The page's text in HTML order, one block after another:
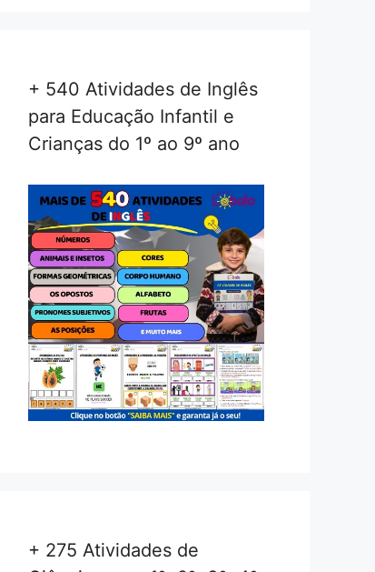
+ 540 Atividades de Inglês
para Educação Infantil e
Crianças do 1º ao 9º ano
+ 275 Atividades de